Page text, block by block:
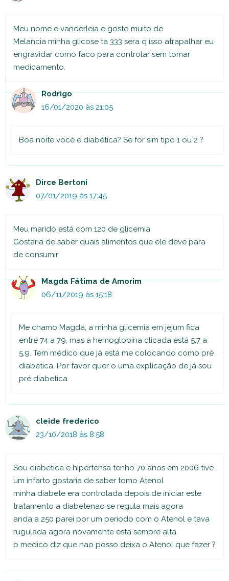
Meu nome e vanderleia e gosto muito de
Melancia minha glicose ta 333 sera q isso atrapalhar eu
engravidar como faco para controlar sem tomar
medicamento.
Rodrigo
16/01/2020 às 21:05
Boa noite você e diabética? Se for sim tipo 1 ou 2 ?
Dirce Bertoni
07/01/2019 às 17:45
Meu marido está com 120 de glicemia
Gostaria de saber quais alimentos que ele deve para
de consumir
Magda Fátima de Amorim
06/11/2019 às 15:18
Me chamo Magda, a minha glicemia em jejum fica
entre 74 a 79, mas a hemoglobina clicada está 5,7 a
5,9. Tem médico que já está me colocando como pré
diabética. Por favor quer o uma explicação de já sou
pré diabetica
cleide frederico
23/10/2018 às 8:58
Sou diabetica e hipertensa tenho 70 anos em 2006 tive
um infarto gostaria de saber tomo Atenol
minha diabete era controlada depois de iniciar este
tratamento a diabetenao se regula mais agora
anda a 250 parei por um periodo com o Atenol e tava
rugulada agora novamente esta sempre alta
o medico diz que nao posso deixa o Atenol que fazer ?